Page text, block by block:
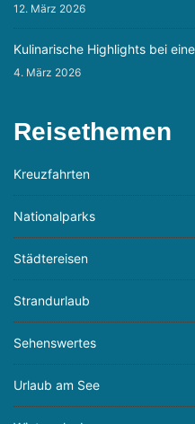
12. März 2026
Kulinarische Highlights bei
4. März 2026
Reisethemen
Kreuzfahrten
Nationalparks
Städtereisen
Strandurlaub
Sehenswertes
Urlaub am See